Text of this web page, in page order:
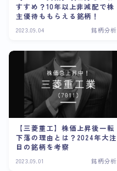
すすめ？10年以上非減配で株
主優待ももらえる銘柄！
2023.09.04 銘柄分析
【三菱重工】株価上昇後一転
下落の理由とは？2024年大注
目の銘柄を考察
2023.09.01 銘柄分析